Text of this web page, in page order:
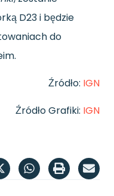
D23 i będzie
do
Źródło: IGN
Źródło Grafiki: IGN